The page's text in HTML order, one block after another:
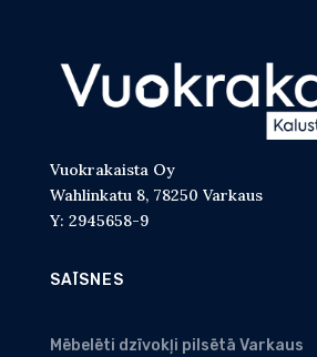
Vuokrakaista Oy
Wahlinkatu 8, 78250 Varkaus
Y: 2945658-9
SAĪSNES
Mēbelēti dzīvokļi pilsētā Varkaus